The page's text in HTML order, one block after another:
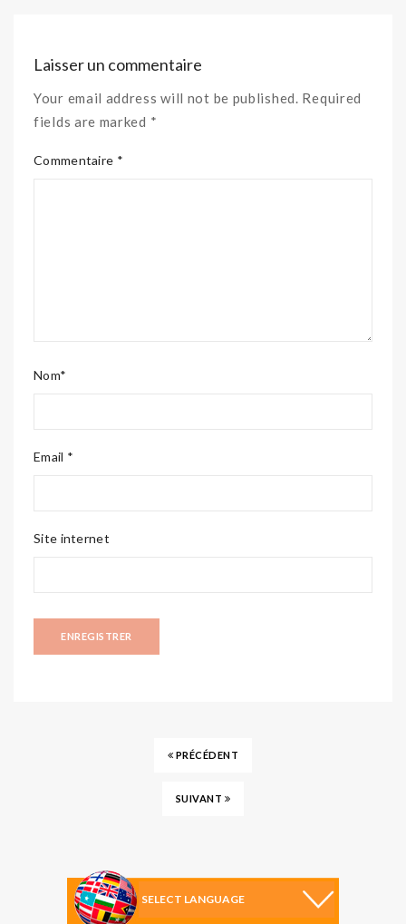
Laisser un commentaire
Your email address will not be published. Required
fields are marked *
Commentaire *
Nom*
Email *
Site internet
PRÉCÉDENT
SUIVANT